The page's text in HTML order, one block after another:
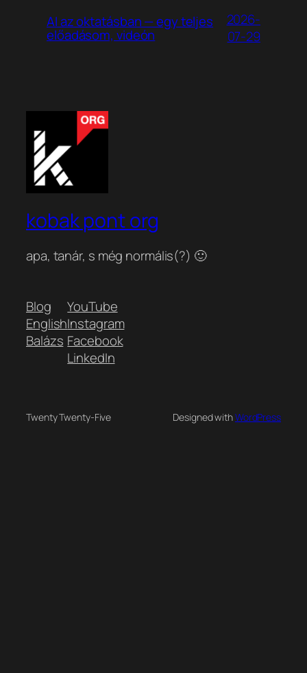
AI az oktatásban — egy teljes
előadásom, videón
2026-
07-29
kobak pont org
apa, tanár, s még normális(?) 🙂
Blog
English
Balázs
YouTube
Instagram
Facebook
LinkedIn
Twenty Twenty-Five Designed withWordPress